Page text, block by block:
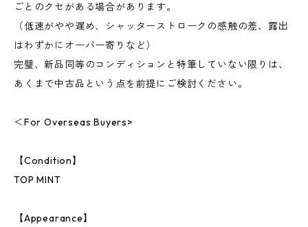
ごとのクセがある場合があります。
（低速がやや遅め、シャッターストロークの感触の差、露出
はわずかにオーバー寄りなど）
完璧、新品同等のコンディションと特筆していない限りは、
あくまで中古品という点を前提にご検討ください。
＜For Overseas Buyers>
【Condition】
TOP MINT
【Appearance】